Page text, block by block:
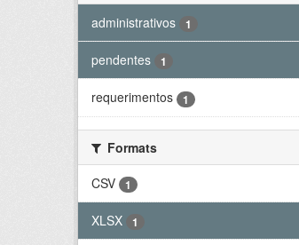
administrativos
1
pendentes 1
requerimentos 1
Formats
CSV
1
XLSX 1